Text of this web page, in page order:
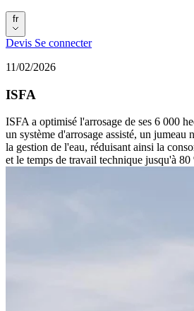
fr
Devis Se connecter
11/02/2026
ISFA
ISFA a optimisé l'arrosage de ses 6 000
un système d'arrosage assisté, un jumeau
la gestion de l'eau, réduisant ainsi la
et le temps de travail technique jusqu'à 80